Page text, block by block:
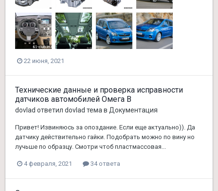
22 июня, 2021
Технические данные и проверка исправности
датчиков автомобилей Омега В
dovlad ответил dovlad тема в Документация
Привет! Извиняюсь за опоздание. Если еще актуально)). Да
датчику действительно гайки. Подобрать можно по вину но
лучьше по образцу. Смотри чтоб пластмассовая...
4 февраля, 2021 34 ответа